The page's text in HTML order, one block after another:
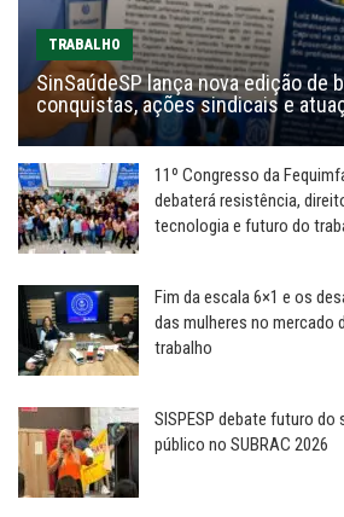
TRABALHO
SinSaúdeSP lança nova edição de
conquistas, ações sindicais e
11º Congresso da
debaterá resistência,
tecnologia e futuro do
Fim da escala 6×1 e os
das mulheres no mercado
trabalho
SISPESP debate futuro do
público no SUBRAC 2026